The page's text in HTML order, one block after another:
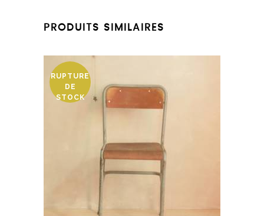
PRODUITS SIMILAIRES
RUPTURE
DE
STOCK